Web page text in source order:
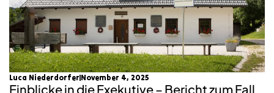
Luca Niederdorfer November 4, 2025
Einblicke in die Exekutive – Bericht zum Fall